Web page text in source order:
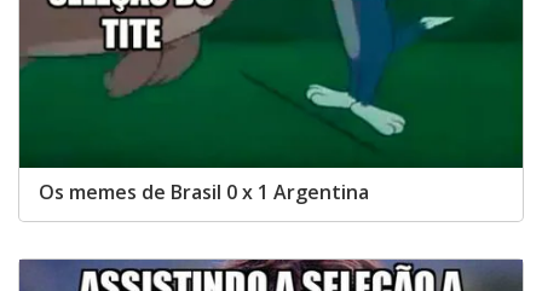
Os memes de Brasil 0 x 1 Argentina